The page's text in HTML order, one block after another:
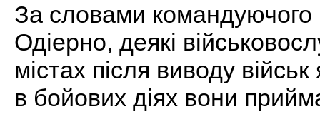
За словами
Одіерно, деякі
містах після виводу
в бойових діях вони